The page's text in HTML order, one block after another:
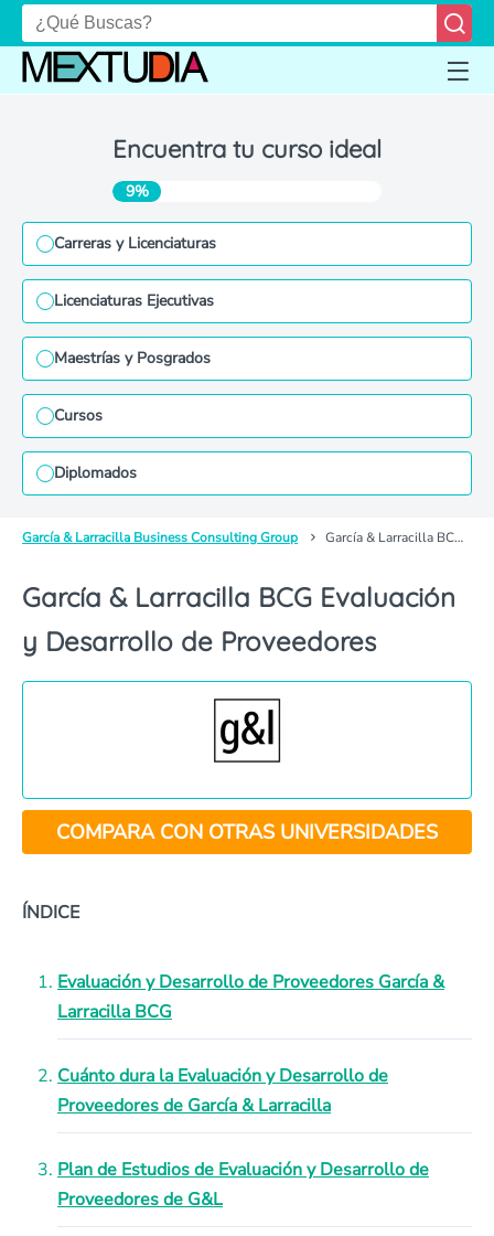
Encuentra tu curso ideal
9%
Carreras y Licenciaturas
Licenciaturas Ejecutivas
Maestrías y Posgrados
Cursos
Diplomados
García & Larracilla Business Consulting Group García & Larracilla BCG Evaluación y Desarrollo de Proveedores
García & Larracilla BCG Evaluación
y Desarrollo de Proveedores
COMPARA CON OTRAS UNIVERSIDADES
ÍNDICE
Evaluación y Desarrollo de Proveedores García &
Larracilla BCG
Cuánto dura la Evaluación y Desarrollo de
Proveedores de García & Larracilla
Plan de Estudios de Evaluación y Desarrollo de
Proveedores de G&L